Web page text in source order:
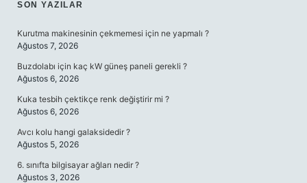
SIDEBAR
SON YAZILAR
Kurutma makinesinin çekmemesi için ne yapmalı ?
Ağustos 7, 2026
Buzdolabı için kaç kW güneş paneli gerekli ?
Ağustos 6, 2026
Kuka tesbih çektikçe renk değiştirir mi ?
Ağustos 6, 2026
Avcı kolu hangi galaksidedir ?
Ağustos 5, 2026
6. sınıfta bilgisayar ağları nedir ?
Ağustos 3, 2026